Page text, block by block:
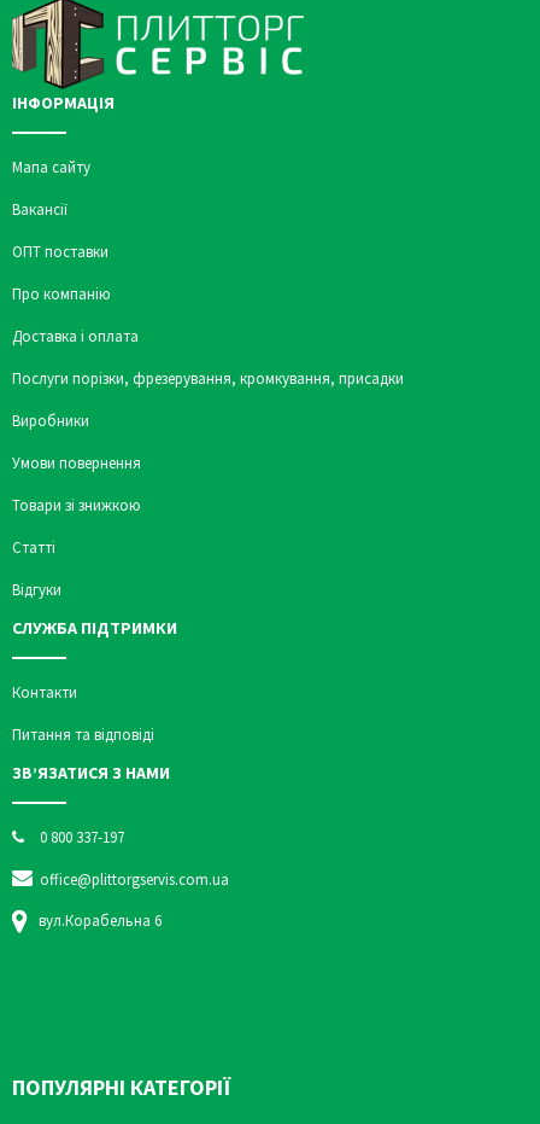
ІНФОРМАЦІЯ
Мапа сайту
Вакансії
ОПТ поставки
Про компанію
Доставка і оплата
Послуги порізки, фрезерування, кромкування, присадки
Виробники
Умови повернення
Товари зі знижкою
Статті
Відгуки
СЛУЖБА ПІДТРИМКИ
Контакти
Питання та відповіді
ЗВ’ЯЗАТИСЯ З НАМИ
0 800 337-197
office@plittorgservis.com.ua
вул.Корабельна 6
ПОПУЛЯРНІ КАТЕГОРІЇ